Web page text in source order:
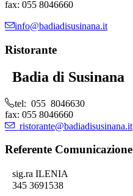
fax: 055 8046660
info@badiadisusinana.it
Ristorante
Badia di Susinana
tel: 055 8046630
fax: 055 8046660
ristorante@badiadisusinana.it
Referente Comunicazione
sig.ra ILENIA
345 3691538